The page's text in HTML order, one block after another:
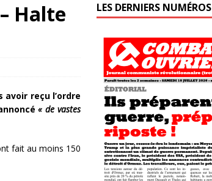
Halte
reçu l’ordre
« de vastes
fait au moins 150
LES DERNIERS NUMÉROS